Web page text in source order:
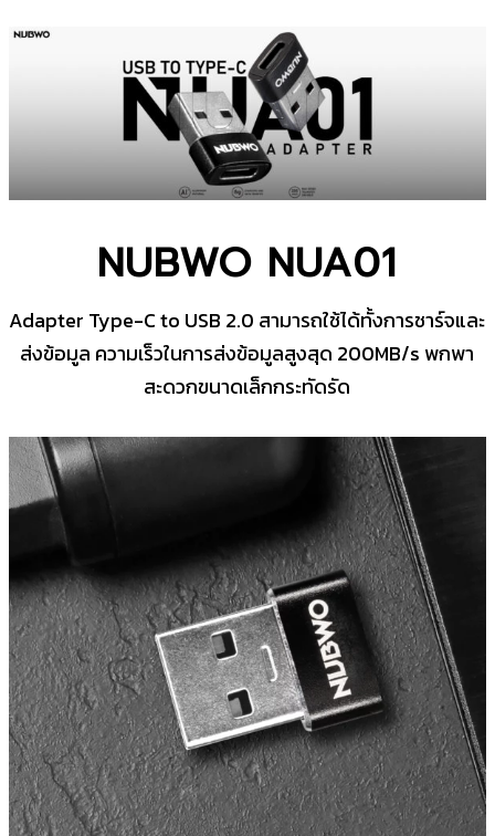
NUBWO NUA01
Adapter Type-C to USB 2.0 สามารถใช้ได้ทั้งการชาร์จและ
ส่งข้อมูล ความเร็วในการส่งข้อมูลสูงสุด 200MB/s พกพา
สะดวกขนาดเล็กกระทัดรัด